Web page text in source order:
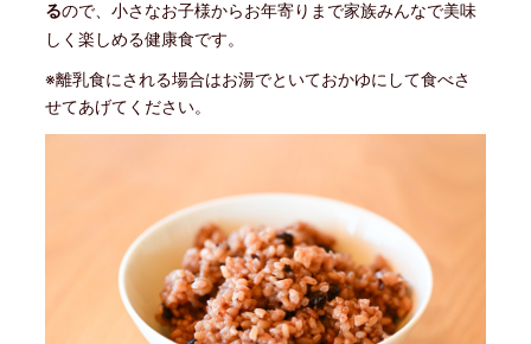
るので、小さなお子様からお年寄りまで家族みんなで美味
しく楽しめる健康食です。
※離乳食にされる場合はお湯でといておかゆにして食べさ
せてあげてください。